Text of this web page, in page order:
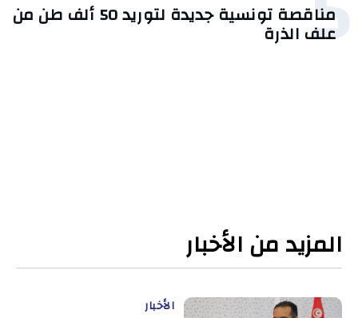
مناقصة تونسية جديدة لتوريد 50 ألف طن من
علف الذرة
المزيد من الأخبار
الأخبار